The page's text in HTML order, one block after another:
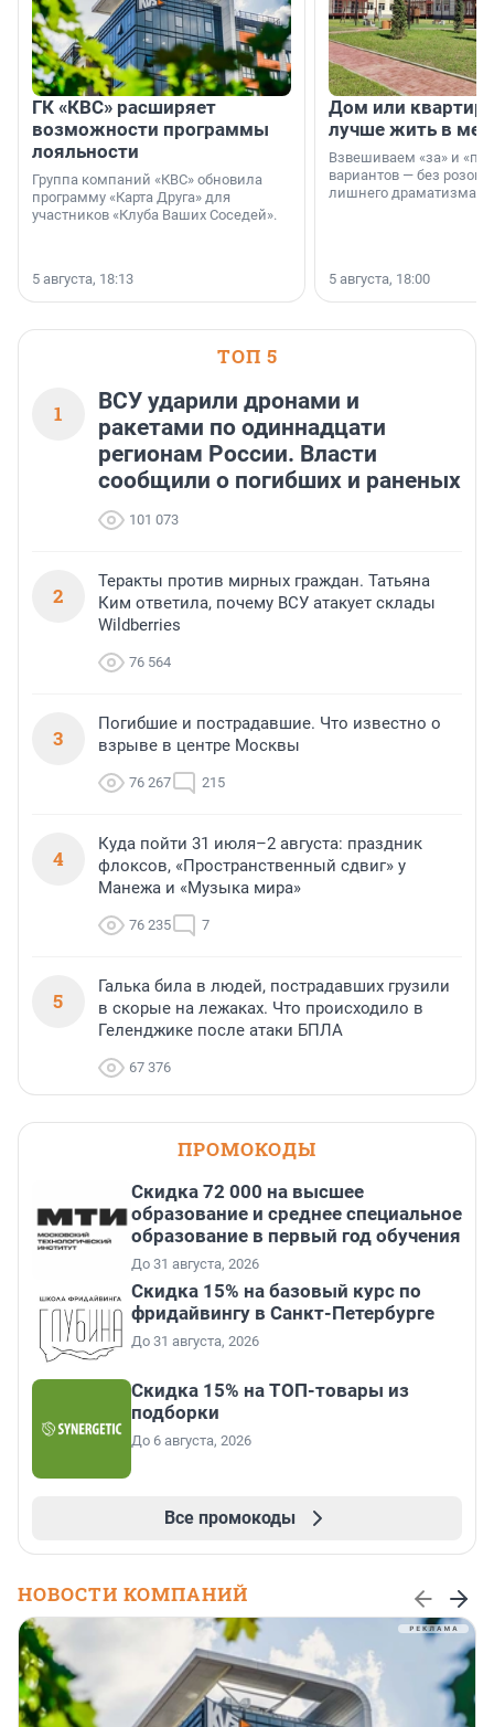
ГК «КВС» расширяет
возможности программы
лояльности
Группа компаний «КВС» обновила
программу «Карта Друга» для
участников «Клуба Ваших Соседей».
5 августа, 18:13
Дом или
лучше жить в
Взвешиваем «за» и
вариантов — без
лишнего драматизма.
5 августа, 18:00
ТОП 5
1
ВСУ ударили дронами и
ракетами по одиннадцати
регионам России. Власти
сообщили о погибших и раненых
101 073
2
Теракты против мирных граждан. Татьяна
Ким ответила, почему ВСУ атакует склады
Wildberries
76 564
3
Погибшие и пострадавшие. Что известно о
взрыве в центре Москвы
76 267 215
4
Куда пойти 31 июля–2 августа: праздник
флоксов, «Пространственный сдвиг» у
Манежа и «Музыка мира»
76 235 7
5
Галька била в людей, пострадавших грузили
в скорые на лежаках. Что происходило в
Геленджике после атаки БПЛА
67 376
ПРОМОКОДЫ
Скидка 72 000 на высшее
образование и среднее специальное
образование в первый год обучения
До 31 августа, 2026
Скидка 15% на базовый курс по
фридайвингу в Санкт-Петербурге
До 31 августа, 2026
Скидка 15% на ТОП-товары из
подборки
До 6 августа, 2026
Все промокоды
НОВОСТИ КОМПАНИЙ